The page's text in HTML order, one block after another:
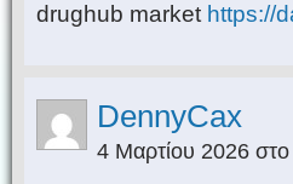
drughub market https://
DennyCax
4 Μαρτίου 2026